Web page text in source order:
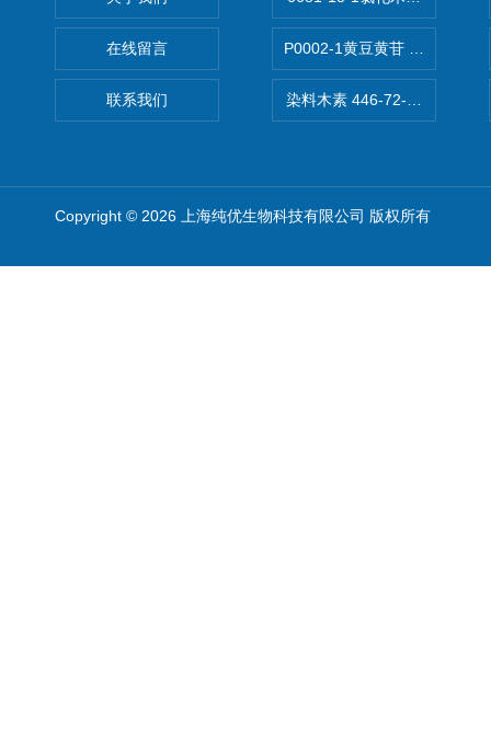
在线留言
联系我们
P0002-1黄豆黄苷 40246-10-
染料木素 446-72-0
Copyright © 2026 上海纯优生物科技有限公司 版权所有